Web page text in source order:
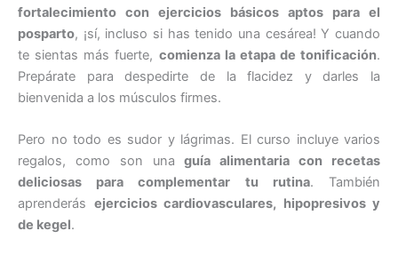
fortalecimiento con ejercicios básicos aptos para el
posparto, ¡sí, incluso si has tenido una cesárea! Y cuando
te sientas más fuerte, comienza la etapa de tonificación.
Prepárate para despedirte de la flacidez y darles la
bienvenida a los músculos firmes.
Pero no todo es sudor y lágrimas. El curso incluye varios
regalos, como son unaguía alimentaria con recetas
deliciosas para complementar tu rutina. También
aprenderás ejercicios cardiovasculares, hipopresivos y
de kegel.